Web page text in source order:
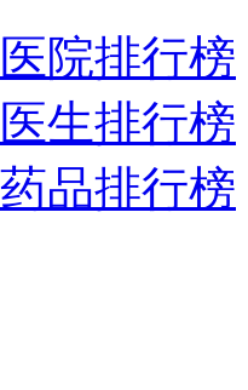
院排行榜
生排行榜
品排行榜